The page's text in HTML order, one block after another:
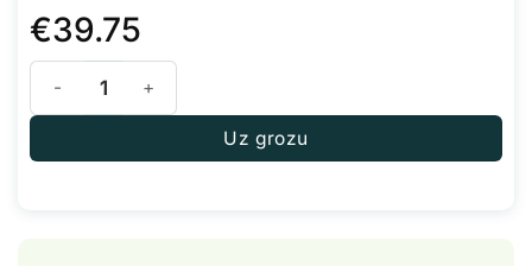
€39.75
Terra Aquatica DryPart Bloom 1 kg daudzums
Uz grozu